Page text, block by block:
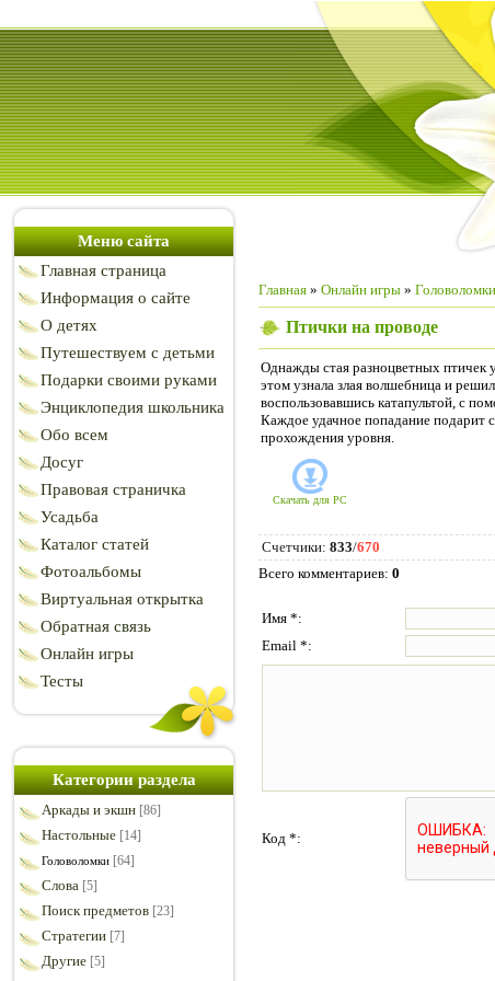
Меню сайта
Главная страница
Информация о сайте
О детях
Путешествуем с детьми
Подарки своими руками
Энциклопедия школьника
Обо всем
Досуг
Правовая страничка
Усадьба
Каталог статей
Фотоальбомы
Виртуальная открытка
Обратная связь
Онлайн игры
Тесты
Категории раздела
Аркады и экшн [86]
Настольные [14]
Головоломки [64]
Слова [5]
Поиск предметов [23]
Стратегии [7]
Другие [5]
Главная » Онлайн игры » Головоломки
Птички на проводе
Однажды стая разноцветных птичек
этом узнала злая волшебница и
воспользовавшись катапультой, с
Каждое удачное попадание подарит
прохождения уровня.
Скачать для PC
Счетчики: 833/670
Всего комментариев: 0
Имя *:
Email *:
Код *: